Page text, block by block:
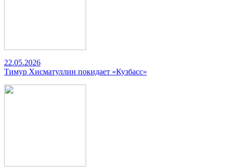
22.05.2026
Тимур Хисматуллин покидает «Кузбасс»